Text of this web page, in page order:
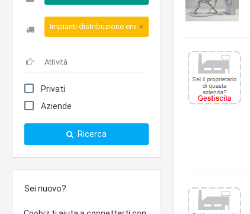
Impianti distribuzione energia elettrica
×
Privati
Aziende
Ricerca
Sei nuovo?